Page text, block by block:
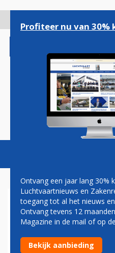
gaan
Magazine
AIRBUS A350
EINDE VOOR
MALAYSIA
Profiteer nu van 30%
Ontvang een jaar lang 30%
Luchtvaartnieuws en
toegang tot al het nieuws
Ontvang tevens 12
Magazine in de mail of op
Bekijk aanbieding